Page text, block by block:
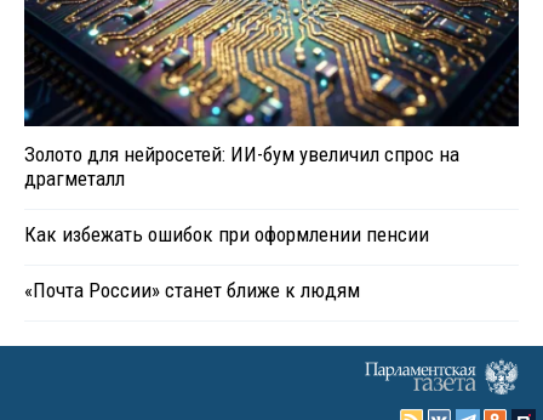
Золото для нейросетей: ИИ-бум увеличил спрос на
драгметалл
Как избежать ошибок при оформлении пенсии
«Почта России» станет ближе к людям